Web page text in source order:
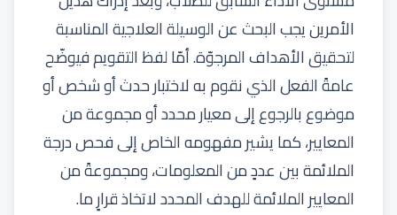
الأمرين يجب البحث عن الوسيلة العلاجية المناسبة
لتحقيق الأهداف المرجوّة. أمّا لفظ التقويم فيوضّح
عامةً الفعل الذي نقوم به لاختبار حدث أو شخص أو
موضوع بالرجوع إلى معيار محدد أو مجموعة من
المعايير، كما يشير مفهومه الخاص إلى فحص درجة
الملائمة بين عددٍ من المعلومات، ومجموعةً من
المعايير الملائمة للهدف المحدد لاتخاذ قرارٍ ما.